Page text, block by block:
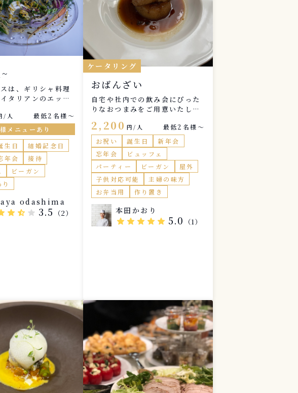
は、ギリシャ料理
タリアンのエッセ
する、オリーブオ
、柑橘の酸味。 そ
す軽やかさと奥行
りの感性で重ね合
。 ”shisai summ
ーマは 「地中海の
酸の余韻」 強い日
れた大地と、乾い
持つ清涼感。 その
感じるような軽や
に。 焼きや揚げ、
いった技法で素材
出しながら、 重た
い、夏らしいバラ
ています。 また、
はあえて内容を伏
と皿」をご用意し
その日、その瞬間の
仕立てる一皿。 説
五感で感じていた
/人
最低2名様〜
メニューあり
生日
結婚記念日
年会
接待
ビーガン
odashima
star star_half star 3.5 （2）
ケータリング
おばんざい
自宅や社内での飲み会にぴった
りなおつまみをご用意いたしま
2,200 円/人
最低2名様〜
お祝い
誕生日
新年会
忘年会
ビュッフェ
パーティー
ビーガン
屋外
子供対応可能
主婦の味方
お弁当用
作り置き
本田かおり
star star star star star 5.0 （1）